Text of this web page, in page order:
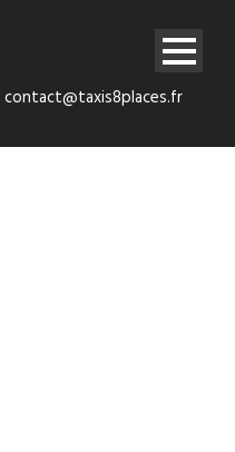
contact@taxis8places.fr